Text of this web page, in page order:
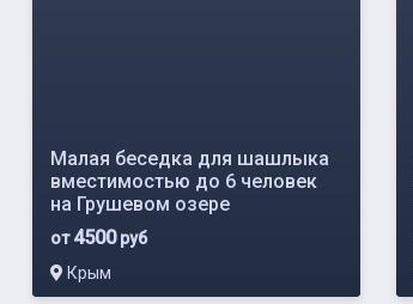
Малая беседка для шашлыка
вместимостью до 6 человек
на Грушевом озере
от4500руб
Крым